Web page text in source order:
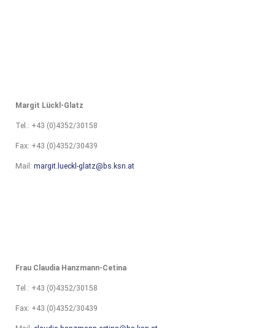
Margit Lückl-Glatz
Tel.: +43 (0)4352/30158
Fax: +43 (0)4352/30439
Mail: margit.lueckl-glatz@bs.ksn.at
Frau Claudia Hanzmann-Cetina
Tel.: +43 (0)4352/30158
Fax: +43 (0)4352/30439